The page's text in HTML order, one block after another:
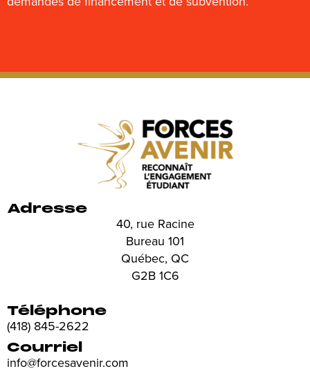
Adresse
40, rue Racine
Bureau 101
Québec, QC
G2B 1C6
Téléphone
(418) 845-2622
Courriel
info@forcesavenir.com